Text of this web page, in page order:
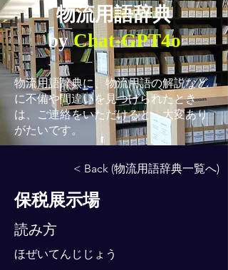
物流用語辞典
byChat-GPT4o
物流用語辞典に、物流用語の解説など
に不備や間違いを見つけられたとき
は、ご連絡をいただけると、大変あり
がたいです。
< Back (物流用語辞典一覧へ)
保税展示場
読み方
ほぜいてんじじょう